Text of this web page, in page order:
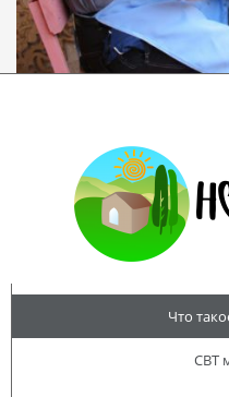
Что
CBT